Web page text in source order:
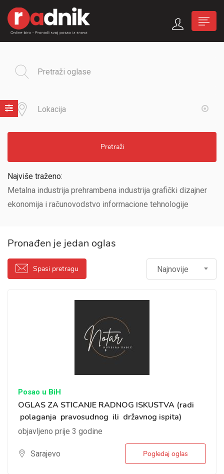
Pretraži
Najviše traženo:
Metalna industrija prehrambena industrija grafički dizajner
ekonomija i računovodstvo informacione tehnologije
Pronađen je jedan oglas
Spasi pretragu Najnovije
Posao u BiH
OGLAS ZA STICANJE RADNOG ISKUSTVA (radi
polaganja pravosudnog ili državnog ispita)
objavljeno prije 3 godine
Sarajevo Pogledaj oglas